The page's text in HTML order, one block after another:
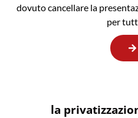
dovuto cancellare la
per
la